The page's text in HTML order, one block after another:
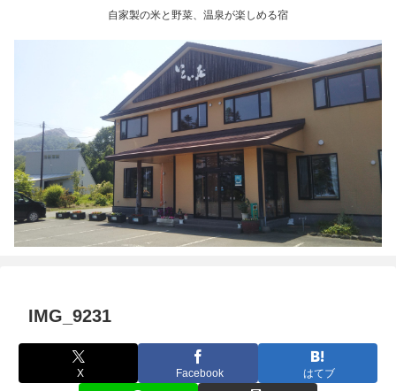
自家製の米と野菜、温泉が楽しめる宿
IMG_9231
X Facebook はてブ